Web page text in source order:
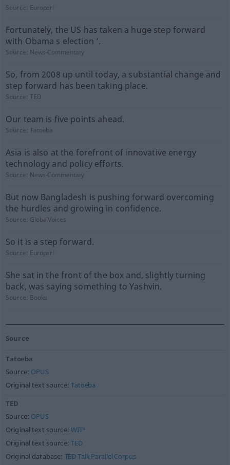
Source: Europarl
Fortunately, the US has taken a huge step forward
with Obama s election ’.
Source: News-Commentary
So, from 2008 up until today, a substantial change and
step forward has been taking place.
Source:TED
Our team is five points ahead.
Source:Tatoeba
Asia is also at the forefront of innovative energy
technology and policy efforts.
Source: News-Commentary
But now Bangladesh is pushing forward overcoming
the hurdles and growing in confidence.
Source: GlobalVoices
So it is a step forward.
Source: Europarl
She sat in the front of the box and, slightly turning
back, was saying something to Yashvin.
Source: Books
Source
Tatoeba
Source: OPUS
Original text source:Tatoeba
TED
Source: OPUS
Original text source:WIT³
Original text source:TED
Original database: TED Talk Parallel Corpus